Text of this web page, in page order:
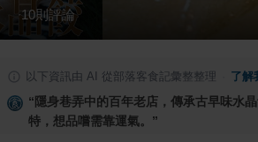
·10則評論
以下資訊由 AI 從部落客食記彙整整理 了解
“隱身巷弄中的百年老店，傳承古早味水
特，想品嚐需靠運氣。 ”